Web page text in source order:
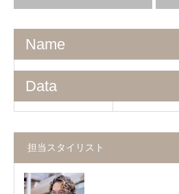
Name
Data
担当スタイリスト